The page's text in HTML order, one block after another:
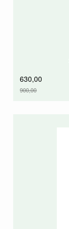
630,00
900,00